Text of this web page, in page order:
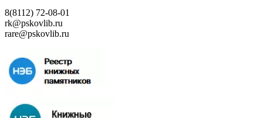
8(8112) 72-08-01
rk@pskovlib.ru
rare@pskovlib.ru